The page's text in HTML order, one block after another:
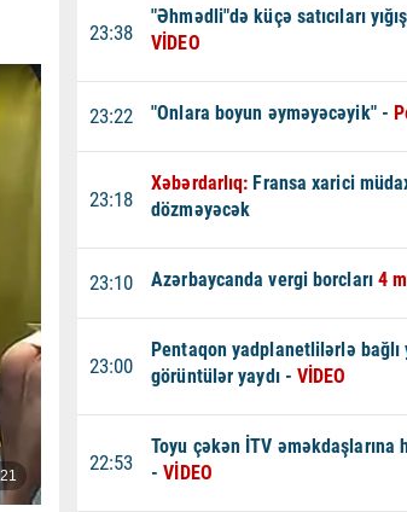
23:38
"Əhmədli"də küçə satıcıları
VİDEO
23:22 "Onlara boyun əyməyəcəyik" -
23:18
Xəbərdarlıq: Fransa xarici
dözməyəcək
23:10 Azərbaycanda vergi borcları 4
23:00
Pentaqon yadplanetlilərlə bağlı
görüntülər yaydı -VİDEO
22:53
Toyu çəkən İTV əməkdaşlarına
- VİDEO